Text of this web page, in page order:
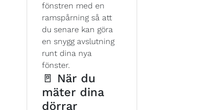
fönstren med en
ramspårning så att
du senare kan göra
en snygg avslutning
runt dina nya
fönster.
🚪 När du
mäter dina
dörrar